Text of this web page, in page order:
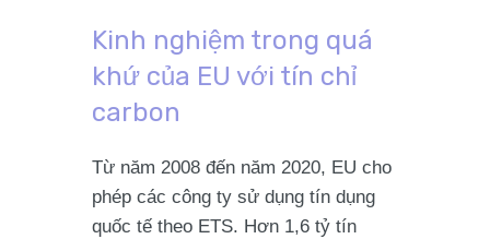
Kinh nghiệm trong quá
khứ của EU với tín chỉ
carbon
Từ năm 2008 đến năm 2020, EU cho
phép các công ty sử dụng tín dụng
quốc tế theo ETS. Hơn 1,6 tỷ tín